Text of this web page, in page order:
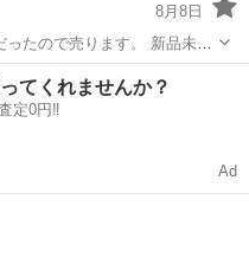
8月8日
たので売ります。 新品未使
は5000円オフの30000ポッ切
新品
てくれませんか？
定0円‼️
Ad